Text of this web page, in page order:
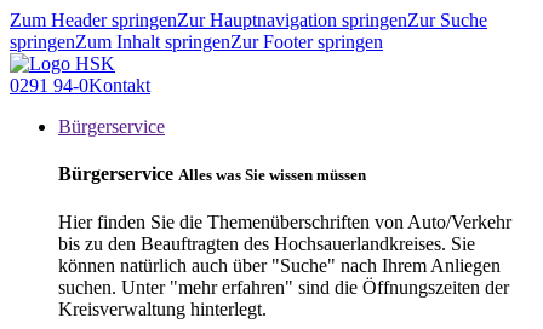
Zum Header springenZur Hauptnavigation springenZur Suche
springenZum Inhalt springenZur Footer springen
0291 94-0Kontakt
Bürgerservice
Bürgerservice Alles was Sie wissen müssen
Hier finden Sie die Themenüberschriften von Auto/Verkehr
bis zu den Beauftragten des Hochsauerlandkreises. Sie
können natürlich auch über "Suche" nach Ihrem Anliegen
suchen. Unter "mehr erfahren" sind die Öffnungszeiten der
Kreisverwaltung hinterlegt.